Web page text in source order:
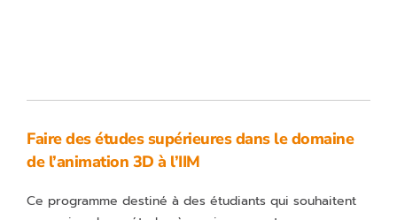
Faire des études supérieures dans le domaine
de l’animation 3D à l’IIM
Ce programme destiné à des étudiants qui souhaitent